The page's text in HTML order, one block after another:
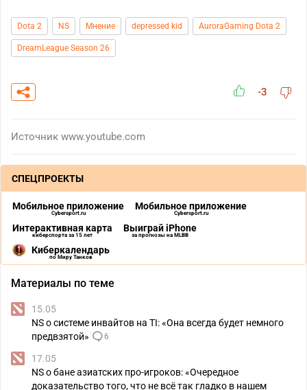
Dota 2 NS Мнение depressed kid AuroraGaming Dota 2
DreamLeague Season 26
-3
Источник www.youtube.com
СПЕЦПРОЕКТЫ
Мобильное приложение
Cybersport.ru
Мобильное приложение
Cybersport.ru
Интерактивная карта
киберспорта за 15 лет
Выиграй iPhone
за прогнозы на MLBB
Киберкалендарь
по Миру Танков
Материалы по теме
15.05
NS о системе инвайтов на TI: «Она всегда будет немного
предвзятой»
6
17.05
NS о бане азиатских про-игроков: «Очередное
доказательство того, что не всё так гладко в нашем